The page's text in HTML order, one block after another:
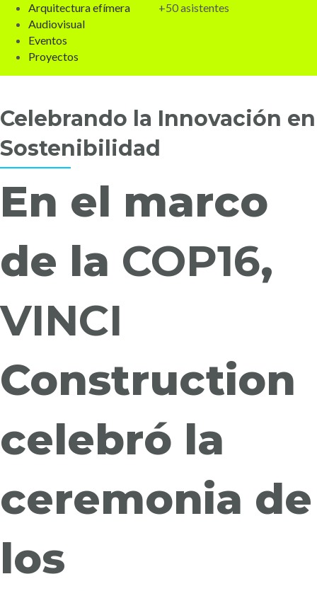
Arquitectura efímera
Audiovisual
Eventos
Proyectos
+50 asistentes
Celebrando la Innovación en
Sostenibilidad
En el marco
de la COP16,
VINCI
Construction
celebró la
ceremonia de
los